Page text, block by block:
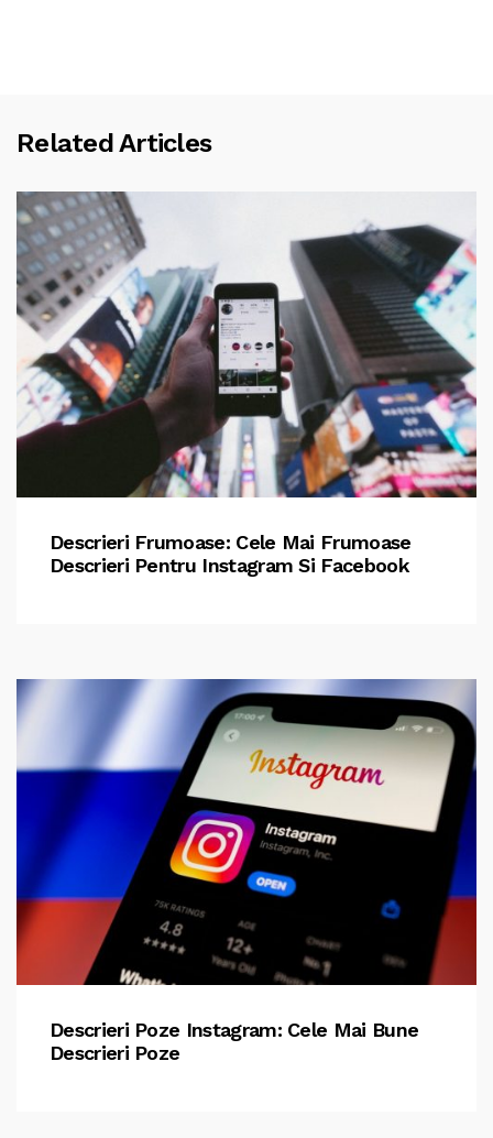
Related Articles
Descrieri Frumoase: Cele Mai Frumoase
Descrieri Pentru Instagram Si Facebook
Descrieri Poze Instagram: Cele Mai Bune
Descrieri Poze